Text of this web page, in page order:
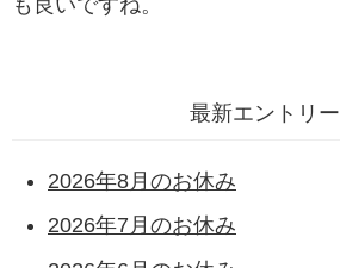
最新エントリー
2026年8月のお休み
2026年7月のお休み